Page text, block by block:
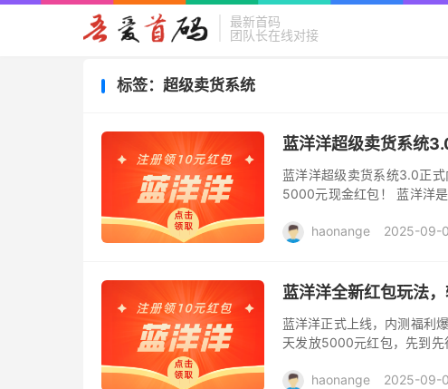
最新首码
团队长在线对接
标签：超级卖货系统
蓝洋洋超级卖货系统
蓝洋洋超级卖货系统3.0正
5000元现金红包！ 蓝洋洋
haonange 2025-09-
蓝洋洋全新红包玩法
蓝洋洋正式上线，内测福利
天发放5000元红包，先到先
1000...haonange 2025-09-